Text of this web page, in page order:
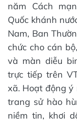
năm Cách
Quốc khánh
Nam, Ban
chức cho cán
và màn diễu
trực tiếp trên
xã. Hoạt động
trang sử hào
niềm tin, khơi